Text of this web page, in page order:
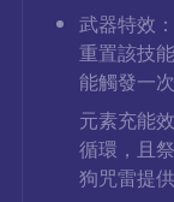
武器特效：
重置該技
能觸發一次
元素充能
循環，且
狗咒雷提